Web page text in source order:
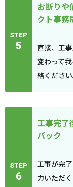
STEP
5
お断りや
クト事務
直接、工
変わって
絡ください
STEP
6
工事完了
バック
工事が完
力いただ